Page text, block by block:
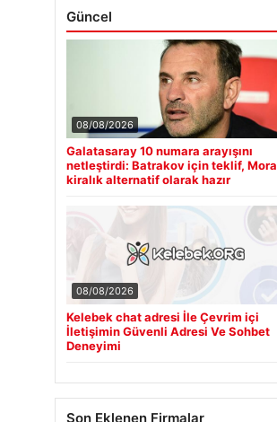
Güncel
08/08/2026
Galatasaray 10 numara arayışını
netleştirdi: Batrakov için teklif, Mora
kiralık alternatif olarak hazır
08/08/2026
Kelebek chat adresi İle Çevrim içi
İletişimin Güvenli Adresi Ve Sohbet
Deneyimi
Son Eklenen Firmalar